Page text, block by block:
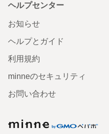
ヘルプセンター
お知らせ
ヘルプとガイド
利用規約
minneのセキュリティ
お問い合わせ